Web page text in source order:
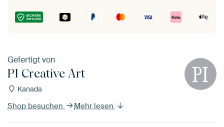
Gefertigt von
PI Creative Art
Kanada
Shop besuchen Mehr lesen